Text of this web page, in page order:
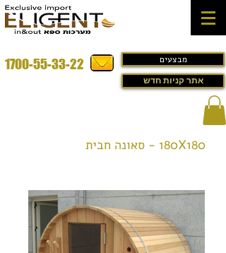
1700-55-33-22 מבצעים
אתר קניות חדש
180X180 - סאונה חבית